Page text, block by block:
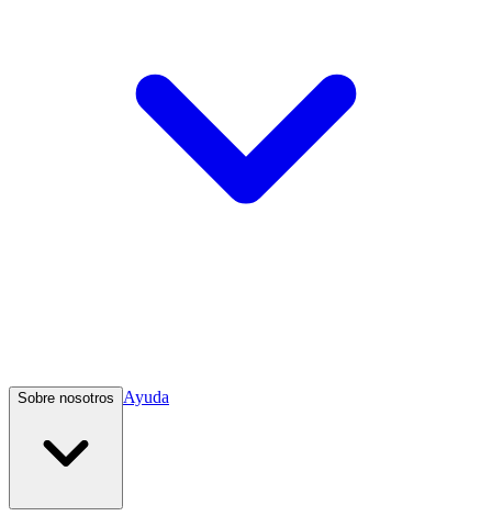
Sobre nosotros Ayuda